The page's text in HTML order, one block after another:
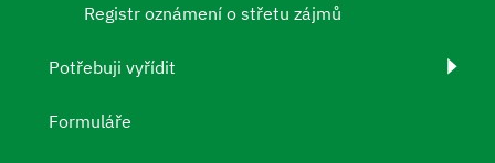
Registr oznámení o střetu zájmů
Potřebuji vyřídit
Formuláře